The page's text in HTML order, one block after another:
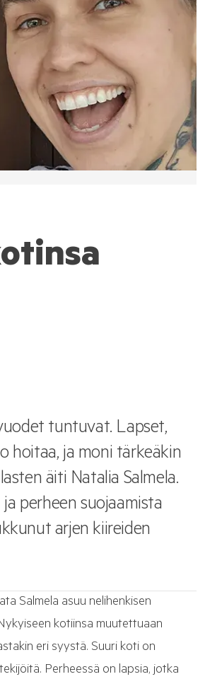
tuntuvat. Lapset,
hoitaa, ja moni tärkeäkin
äiti Natalia Salmela.
perheen suojaamista
arjen kiireiden
Salmela asuu nelihenkisen
kotiinsa muutettuaan
eri syystä. Suuri koti on
Perheessä on lapsia, jotka